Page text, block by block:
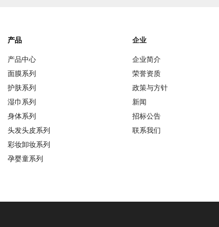
产品
产品中心
面膜系列
护肤系列
湿巾系列
身体系列
头发头皮系列
彩妆卸妆系列
孕婴童系列
企业
企业简介
荣誉资质
政策与方针
新闻
招标公告
联系我们